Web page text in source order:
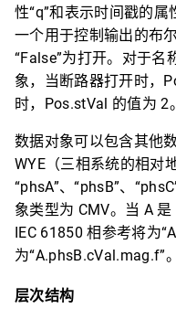
性“q”和表示时间戳的属
一个用于控制输出的布
“False”为打开。对于名
象，当断路器打开时，
时，Pos.stVal 的值为 2。
数据对象可以包含其他
WYE（三相系统的相对
“phsA”、“phsB”、
象类型为 CMV。当 A
IEC 61850 相参考将为
为“A.phsB.cVal.mag.f”。
层次结构